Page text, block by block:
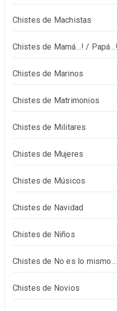
Chistes de Machistas
Chistes de Mamá…! / Papá…!
Chistes de Marinos
Chistes de Matrimonios
Chistes de Militares
Chistes de Mujeres
Chistes de Músicos
Chistes de Navidad
Chistes de Niños
Chistes de No es lo
Chistes de Novios